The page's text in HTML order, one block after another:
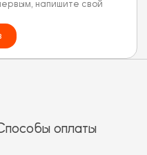
напишите свой
оплаты